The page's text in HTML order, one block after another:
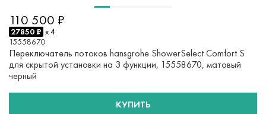
110 500 ₽
27850 ₽ x 4
15558670
Переключатель потоков hansgrohe ShowerSelect Comfort S
для скрытой установки на 3 функции, 15558670, матовый
черный
КУПИТЬ